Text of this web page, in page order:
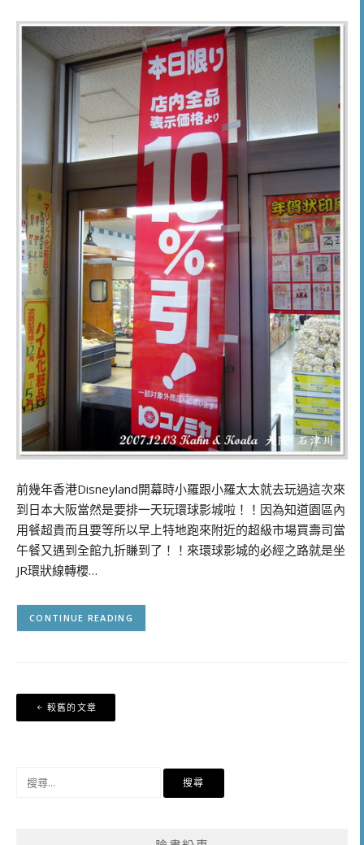
前幾年香港Disneyland開幕時小羅跟小羅太太就去玩過這次來
到日本大阪當然是要排一天玩環球影城啦！！因為知道園區內
用餐超貴而且要等所以早上特地跑來附近的超級市場買壽司當
午餐又遇到全館九折賺到了！！來環球影城的必經之路就是坐
JR環狀線轉櫻…
CONTINUE READING
文
章
覽
較舊的文章